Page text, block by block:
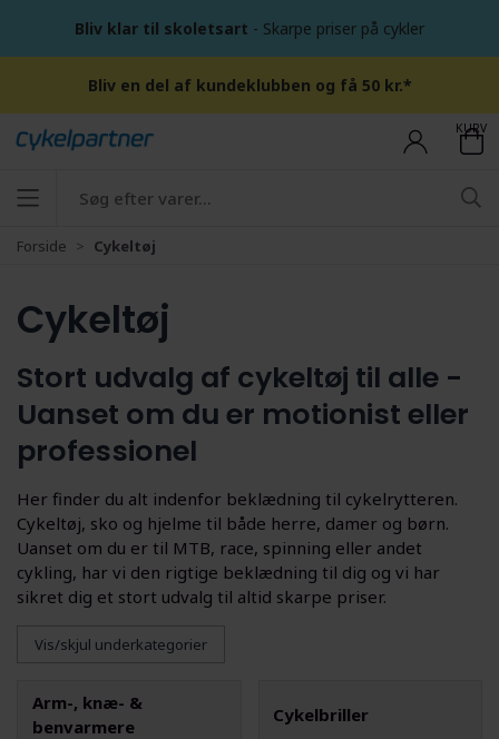
Bliv klar til skoletsart - Skarpe priser på cykler
Bliv en del af kundeklubben og få 50 kr.*
KURV
Forside Cykeltøj
Cykeltøj
Stort udvalg af cykeltøj til alle -
Uanset om du er motionist eller
professionel
Her finder du alt indenfor beklædning til cykelrytteren.
Cykeltøj, sko og hjelme til både herre, damer og børn.
Uanset om du er til MTB, race, spinning eller andet
cykling, har vi den rigtige beklædning til dig og vi har
sikret dig et stort udvalg til altid skarpe priser.
Vis/skjul underkategorier
Arm-, knæ- &
benvarmere
Cykelbriller